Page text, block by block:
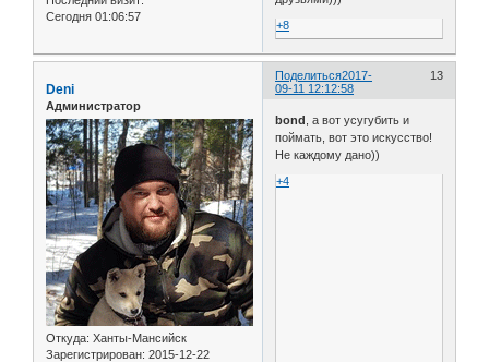
Сегодня 01:06:57
+8
Поделиться 13
2017-
09-11 12:12:58
Deni
Администратор
Откуда: Ханты-Мансийск
Зарегистрирован: 2015-12-22
bond , а вот усугубить и
поймать, вот это искусство!
Не каждому дано))
+4